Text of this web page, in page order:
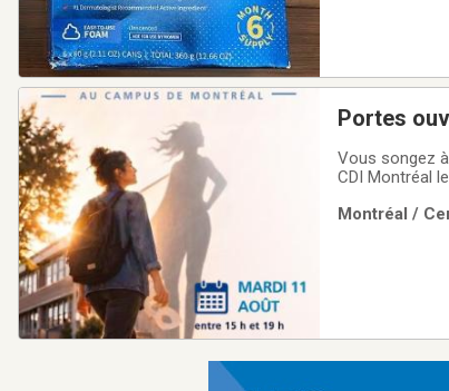
Portes
Vous songez
CDI Montréal
dans une
Montréal /